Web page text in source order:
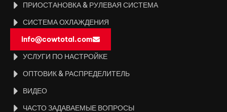
ПРИОСТАНОВКА & РУЛЕВАЯ СИСТЕМА
СИСТЕМА ОХЛАЖДЕНИЯ
info@cowtotal.com
УСЛУГИ ПО НАСТРОЙКЕ
ОПТОВИК & РАСПРЕДЕЛИТЕЛЬ
ВИДЕО
ЧАСТО ЗАДАВАЕМЫЕ ВОПРОСЫ